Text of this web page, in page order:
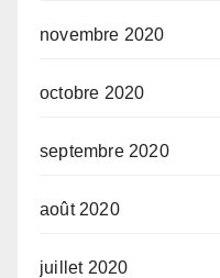
novembre 2020
octobre 2020
septembre 2020
août 2020
juillet 2020